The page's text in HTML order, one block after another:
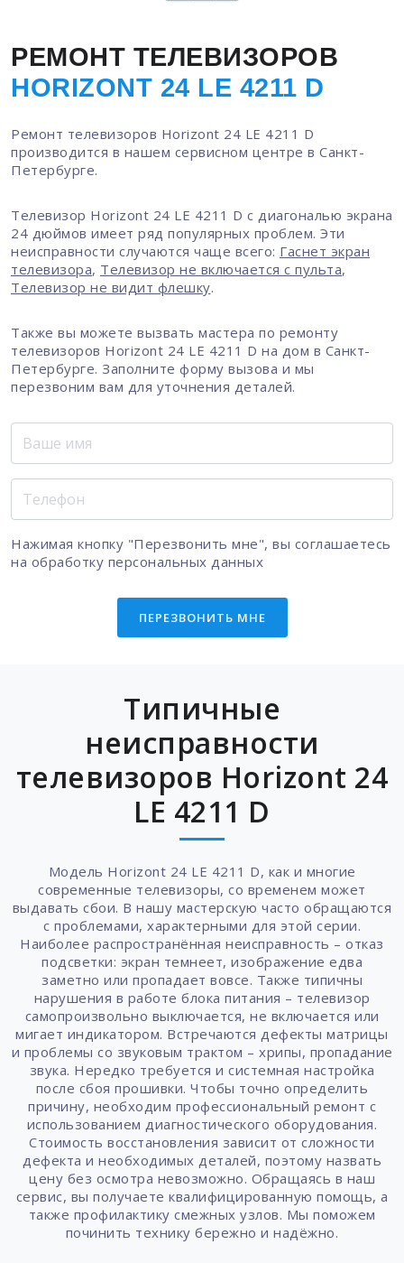
РЕМОНТ ТЕЛЕВИЗОРОВ
HORIZONT 24 LE 4211 D
Ремонт телевизоров Horizont 24 LE 4211 D
производится в нашем сервисном центре в Санкт-
Петербурге.
Телевизор Horizont 24 LE 4211 D с диагональю экрана
24 дюймов имеет ряд популярных проблем. Эти
неисправности случаются чаще всего: Гаснет экран
телевизора, Телевизор не включается с пульта,
Телевизор не видит флешку.
Также вы можете вызвать мастера по ремонту
телевизоров Horizont 24 LE 4211 D на дом в Санкт-
Петербурге. Заполните форму вызова и мы
перезвоним вам для уточнения деталей.
Нажимая кнопку "Перезвонить мне", вы соглашаетесь
на обработку персональных данных
ПЕРЕЗВОНИТЬ МНЕ
Типичные
неисправности
телевизоров Horizont 24
LE 4211 D
Модель Horizont 24 LE 4211 D, как и многие
современные телевизоры, со временем может
выдавать сбои. В нашу мастерскую часто обращаются
с проблемами, характерными для этой серии.
Наиболее распространённая неисправность – отказ
подсветки: экран темнеет, изображение едва
заметно или пропадает вовсе. Также типичны
нарушения в работе блока питания – телевизор
самопроизвольно выключается, не включается или
мигает индикатором. Встречаются дефекты матрицы
и проблемы со звуковым трактом – хрипы, пропадание
звука. Нередко требуется и системная настройка
после сбоя прошивки. Чтобы точно определить
причину, необходим профессиональный ремонт с
использованием диагностического оборудования.
Стоимость восстановления зависит от сложности
дефекта и необходимых деталей, поэтому назвать
цену без осмотра невозможно. Обращаясь в наш
сервис, вы получаете квалифицированную помощь, а
также профилактику смежных узлов. Мы поможем
починить технику бережно и надёжно.